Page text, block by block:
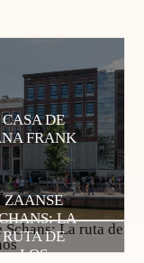
CASA DE
FRANK
ZAANSE
LA
RUTA DE
LOS